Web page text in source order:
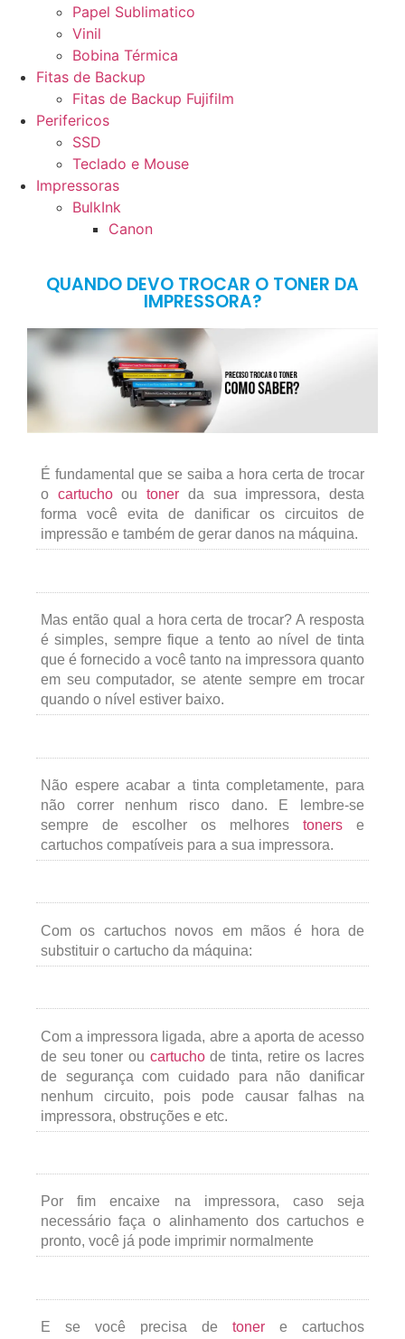
Papel Sublimatico
Vinil
Bobina Térmica
Fitas de Backup
Fitas de Backup Fujifilm
Perifericos
SSD
Teclado e Mouse
Impressoras
BulkInk
Canon
QUANDO DEVO TROCAR O TONER DA
IMPRESSORA?
É fundamental que se saiba a hora certa de trocar
o cartuchooutoner da sua impressora, desta
forma você evita de danificar os circuitos de
impressão e também de gerar danos na máquina.
Mas então qual a hora certa de trocar? A resposta
é simples, sempre fique a tento ao nível de tinta
que é fornecido a você tanto na impressora quanto
em seu computador, se atente sempre em trocar
quando o nível estiver baixo.
Não espere acabar a tinta completamente, para
não correr nenhum risco dano. E lembre-se
sempre de escolher os melhores toners e
cartuchos compatíveis para a sua impressora.
Com os cartuchos novos em mãos é hora de
substituir o cartucho da máquina:
Com a impressora ligada, abre a aporta de acesso
de seu toner ou cartuchode tinta, retire os lacres
de segurança com cuidado para não danificar
nenhum circuito, pois pode causar falhas na
impressora, obstruções e etc.
Por fim encaixe na impressora, caso seja
necessário faça o alinhamento dos cartuchos e
pronto, você já pode imprimir normalmente
E se você precisa de toner e cartuchos